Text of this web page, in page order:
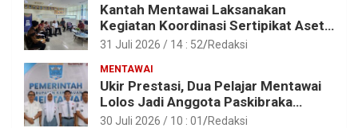
Kantah Mentawai Laksanakan
Kegiatan Koordinasi Sertipikat Aset
Tanah Pemkab Mentawai
31 Juli 2026 / 14 : 52 Redaksi
MENTAWAI
Ukir Prestasi, Dua Pelajar Mentawai
Lolos Jadi Anggota Paskibraka
Provinsi Sumbar
30 Juli 2026 / 10 : 01 Redaksi